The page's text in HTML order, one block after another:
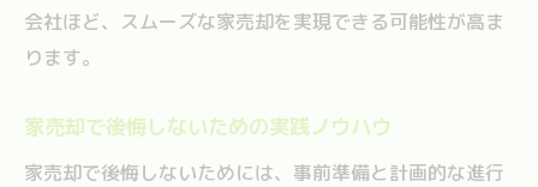
会社ほど、スムーズな家売却を実現できる可能性が高ま
ります。
家売却で後悔しないための実践ノウハウ
家売却で後悔しないためには、事前準備と計画的な進行